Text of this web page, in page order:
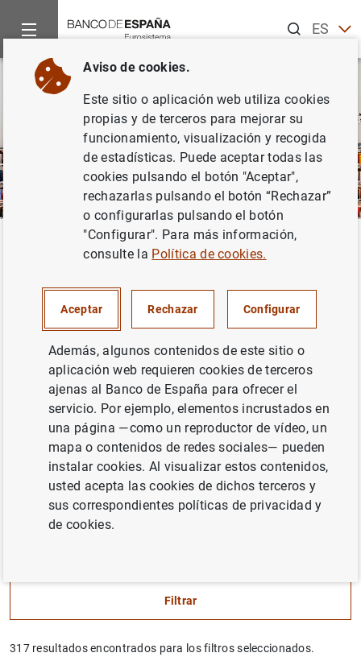
ESEN
Publicaciones Análisis económico e investigación
La serieDocumentos Ocasionalestiene como objetivo la
difusión de resultados de trabajos realizados en el Banco
de España en el ámbito de sus competencias que se
consideran de interés general para el conocimiento del
funcionamiento de la economía española y de su entorno
internacional.
Las opiniones y análisis que aparecen en la serie
Documentos Ocasionalesson responsabilidad de los
autores y, por tanto, no necesariamente coinciden con las
Filtrar
317 resultados encontrados para los filtros seleccionados.
Aviso de cookies.
Este sitio o aplicación web utiliza cookies
propias y de terceros para mejorar su
funcionamiento, visualización y recogida
de estadísticas. Puede aceptar todas las
cookies pulsando el botón "Aceptar",
rechazarlas pulsando el botón “Rechazar”
o configurarlas pulsando el botón
"Configurar". Para más información,
consulte la Política de cookies.
Aceptar Rechazar Configurar
Además, algunos contenidos de este sitio o
aplicación web requieren cookies de terceros
ajenas al Banco de España para ofrecer el
servicio. Por ejemplo, elementos incrustados en
una página —como un reproductor de vídeo, un
mapa o contenidos de redes sociales— pueden
instalar cookies. Al visualizar estos contenidos,
usted acepta las cookies de dichos terceros y
sus correspondientes políticas de privacidad y
de cookies.